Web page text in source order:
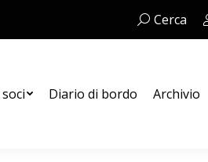
Cerca:Cerca
Diario di bordo Archivio
Contatti